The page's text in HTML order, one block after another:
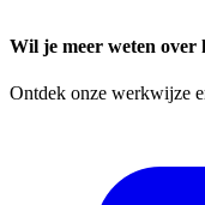
Wil je meer weten over
Ontdek onze werkwijze